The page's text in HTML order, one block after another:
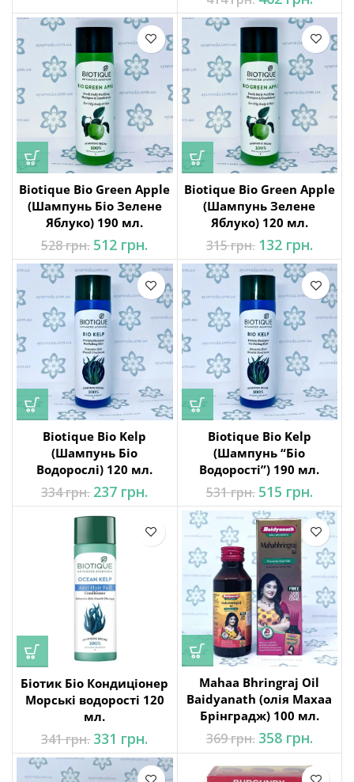
412 грн..
ціна: 414 грн..
ціна:
402
Biotique Bio Green Apple
(Шампунь Біо Зелене
Яблуко) 190 мл.
528грн. Оригінальна
ціна: 528 грн..
512 грн.
ціна:
512 грн..
Biotique Bio Green Apple
(Шампунь Зелене
Яблуко) 120 мл.
315грн. Оригінальна
ціна: 315 грн..
132 грн.
ціна:
132
Biotique Bio Kelp
(Шампунь Біо
Водорослі) 120 мл.
334грн. Оригінальна
ціна: 334 грн..
237 грн.
ціна:
237 грн..
Biotique Bio Kelp
(Шампунь “Біо
Водорості”) 190 мл.
531грн. Оригінальна
ціна: 531 грн..
515 грн.
ціна:
515
Біотик Біо Кондиціонер
Морські водорості 120
мл.
341грн. Оригінальна
ціна: 341 грн..
331 грн.
ціна:
331 грн..
Mahaa Bhringraj Oil
Baidyanath (олія Махаа
Брінградж) 100 мл.
369грн. Оригінальна
ціна: 369 грн..
358 грн.
ціна: